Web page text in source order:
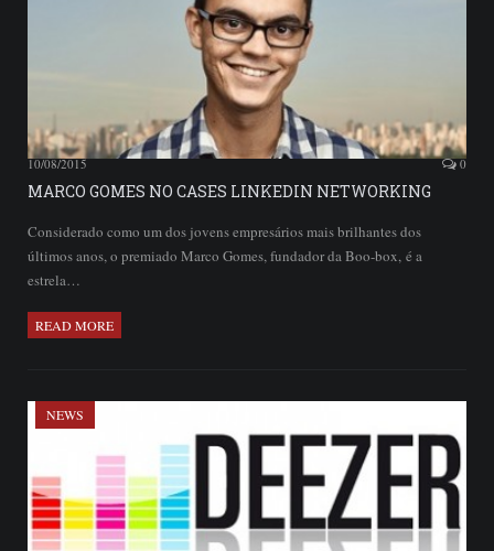
10/08/2015 0
MARCO GOMES NO CASES LINKEDIN NETWORKING
Considerado como um dos jovens empresários mais brilhantes dos
últimos anos, o premiado Marco Gomes, fundador da Boo-box, é a
estrela…
READ MORE
NEWS